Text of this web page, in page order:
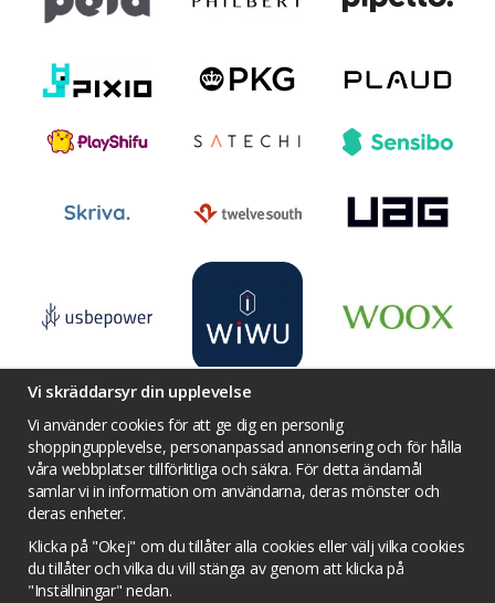
Villkor Kontakta oss
Facebook
Twitter
YouTube
Prisjakt
Integritets sekretesspolicy
Tävlingsvillkor
Om cookies
Cookie inställningar
Vi skräddarsyr din upplevelse
Vi använder cookies för att ge dig en personlig
shoppingupplevelse, personanpassad annonsering och för hålla
våra webbplatser tillförlitliga och säkra. För detta ändamål
samlar vi in information om användarna, deras mönster och
deras enheter.
Klicka på "Okej" om du tillåter alla cookies eller välj vilka cookies
du tillåter och vilka du vill stänga av genom att klicka på
"Inställningar" nedan.